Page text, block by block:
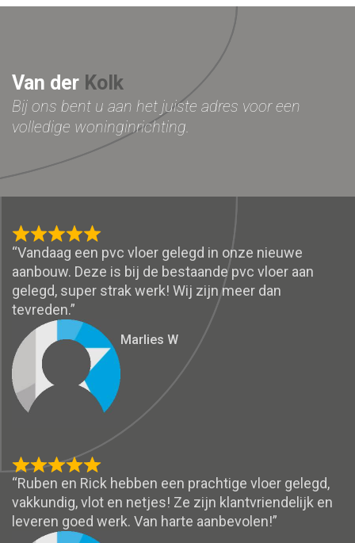
Van der Kolk
Bij ons bent u aan het juiste adres vooreen
volledige woninginrichting.
“Vandaag een pvc vloer gelegd in onze nieuwe
aanbouw. Deze is bij de bestaande pvc vloer aan
gelegd, super strak werk! Wij zijn meer dan
tevreden.”
Marlies W
“Ruben en Rick hebben een prachtige vloer gelegd,
vakkundig, vlot en netjes! Ze zijn klantvriendelijk en
leveren goed werk. Van harte aanbevolen!”